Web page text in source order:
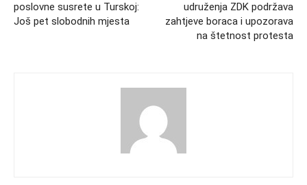
poslovne susrete u Turskoj:
Još pet slobodnih mjesta
udruženja ZDK podržava
zahtjeve boraca i upozorava
na štetnost protesta